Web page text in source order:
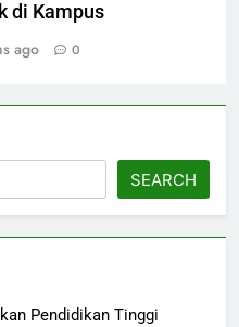
di Kampus
ago 0
SEARCH
Pendidikan Tinggi